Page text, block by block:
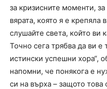
за кризисните моменти,
вярата, която я е крепяла
слушайте света, който ви
Точно сега трябва да ви е
истински успешни хора“,
напомни, че понякога е
си на върха – защото